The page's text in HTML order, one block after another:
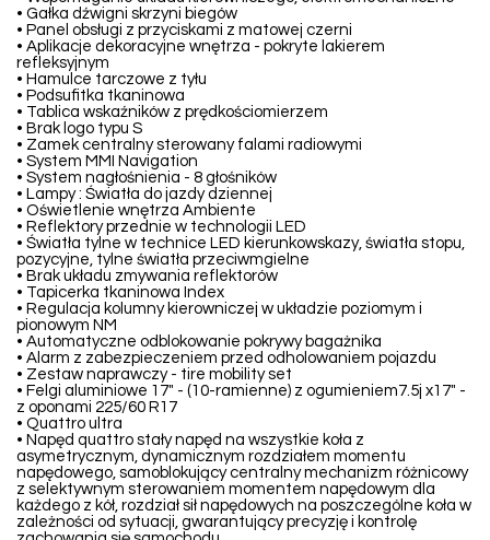
• Gałka dźwigni skrzyni biegów
• Panel obsługi z przyciskami z matowej czerni
• Aplikacje dekoracyjne wnętrza - pokryte lakierem
refleksyjnym
• Hamulce tarczowe z tyłu
• Podsufitka tkaninowa
• Tablica wskaźników z prędkościomierzem
• Brak logo typu S
• Zamek centralny sterowany falami radiowymi
• System MMI Navigation
• System nagłośnienia - 8 głośników
• Lampy : Światła do jazdy dziennej
• Oświetlenie wnętrza Ambiente
• Reflektory przednie w technologii LED
• Światła tylne w technice LED kierunkowskazy, światła stopu,
pozycyjne, tylne światła przeciwmgielne
• Brak układu zmywania reflektorów
• Tapicerka tkaninowa Index
• Regulacja kolumny kierowniczej w układzie poziomym i
pionowym NM
• Automatyczne odblokowanie pokrywy bagażnika
• Alarm z zabezpieczeniem przed odholowaniem pojazdu
• Zestaw naprawczy - tire mobility set
• Felgi aluminiowe 17" - (10-ramienne) z ogumieniem7.5j x17" -
z oponami 225/60 R17
• Quattro ultra
• Napęd quattro stały napęd na wszystkie koła z
asymetrycznym, dynamicznym rozdziałem momentu
napędowego, samoblokujący centralny mechanizm różnicowy
z selektywnym sterowaniem momentem napędowym dla
każdego z kół, rozdział sił napędowych na poszczególne koła w
zależności od sytuacji, gwarantujący precyzję i kontrolę